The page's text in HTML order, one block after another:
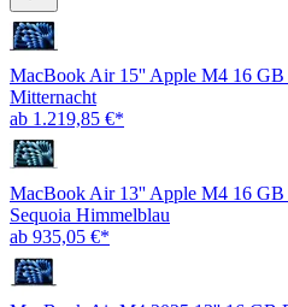
MacBook Air 15'' Apple M4 16
Mitternacht
ab 1.219,85 €*
MacBook Air 13'' Apple M4 16
Sequoia Himmelblau
ab 935,05 €*